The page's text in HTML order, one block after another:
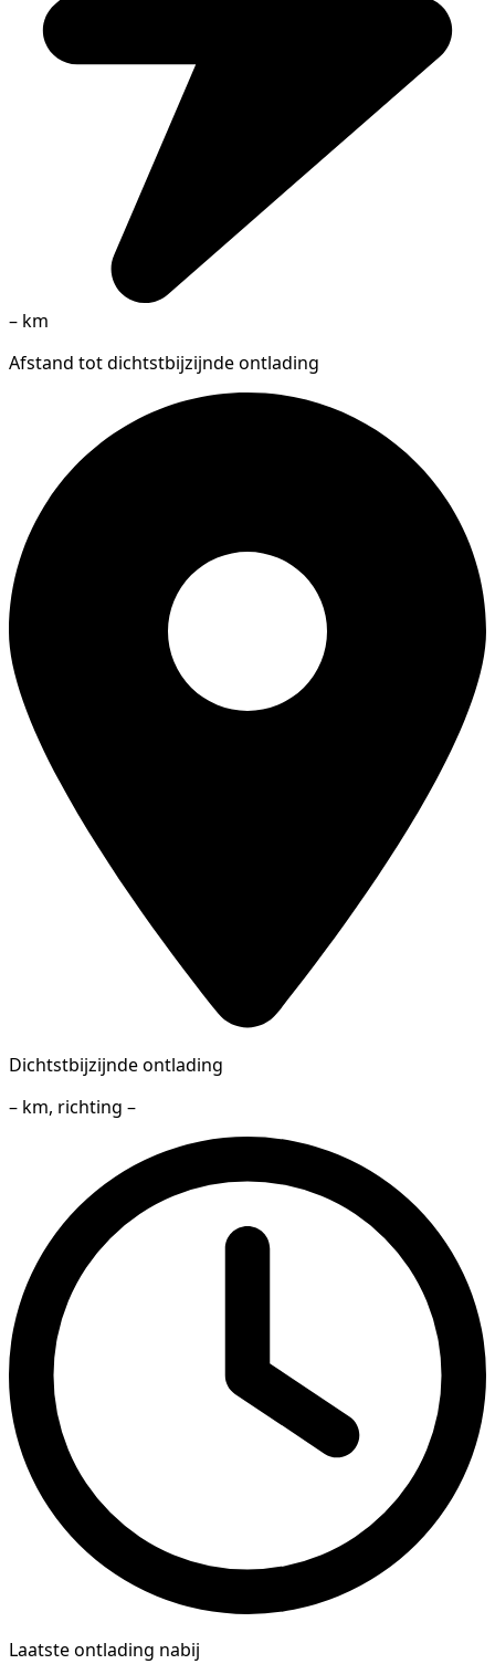
– km
Afstand tot dichtstbijzijnde ontlading
Dichtstbijzijnde ontlading
– km, richting –
Laatste ontlading nabij